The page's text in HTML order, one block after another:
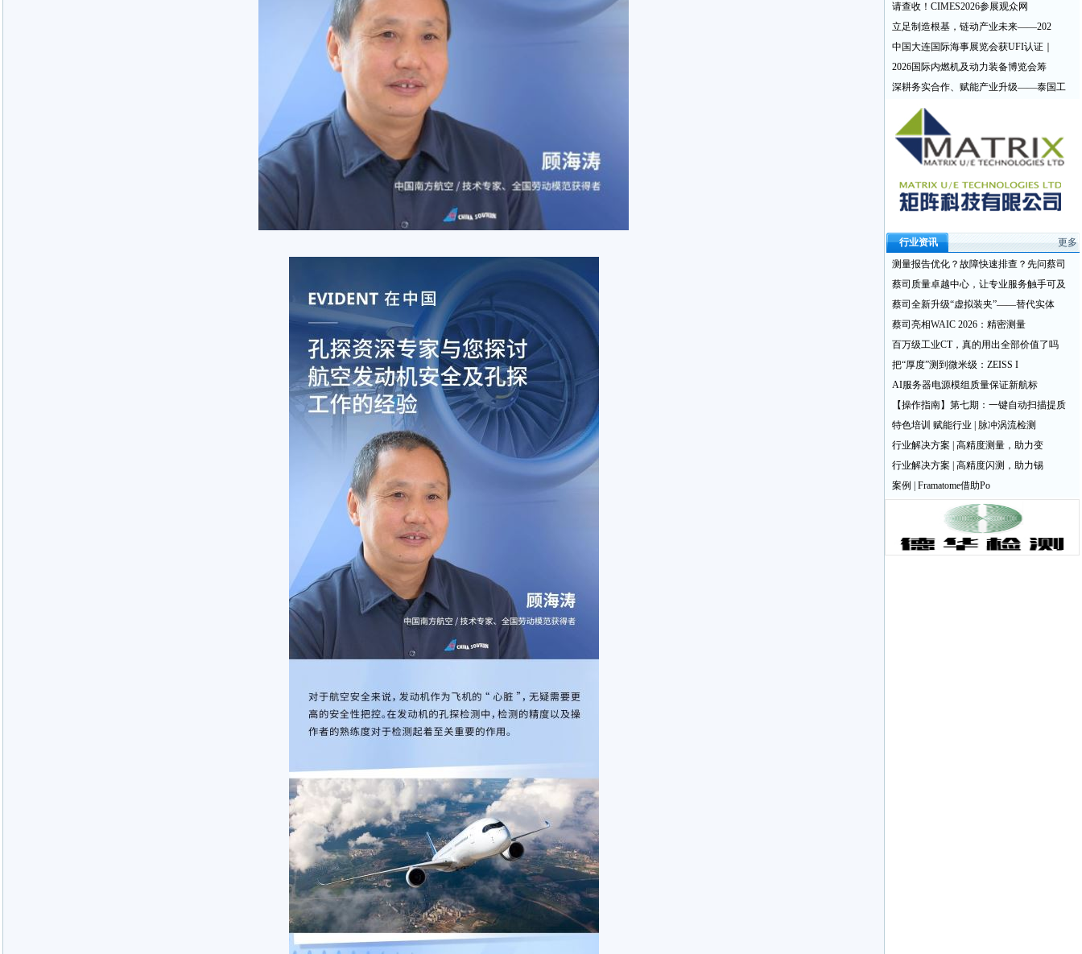
请查收！CIMES2026参展观众网
立足制造根基，链动产业未来——202
中国大连国际海事展览会获UFI认证｜
2026国际内燃机及动力装备博览会筹
深耕务实合作、赋能产业升级——泰国工
行业资讯
更多
测量报告优化？故障快速排查？先问蔡司
蔡司质量卓越中心，让专业服务触手可及
蔡司全新升级“虚拟装夹”——替代实体
蔡司亮相WAIC 2026：精密测量
百万级工业CT，真的用出全部价值了吗
把“厚度”测到微米级：ZEISS I
AI服务器电源模组质量保证新航标
【操作指南】第七期：一键自动扫描提质
特色培训 赋能行业 | 脉冲涡流检测
行业解决方案 | 高精度测量，助力变
行业解决方案 | 高精度闪测，助力锡
案例 | Framatome借助Po